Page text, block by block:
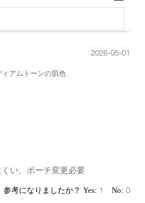
アムトーンの肌色
い、ポーチ変更必要
2026-05-01
1 0